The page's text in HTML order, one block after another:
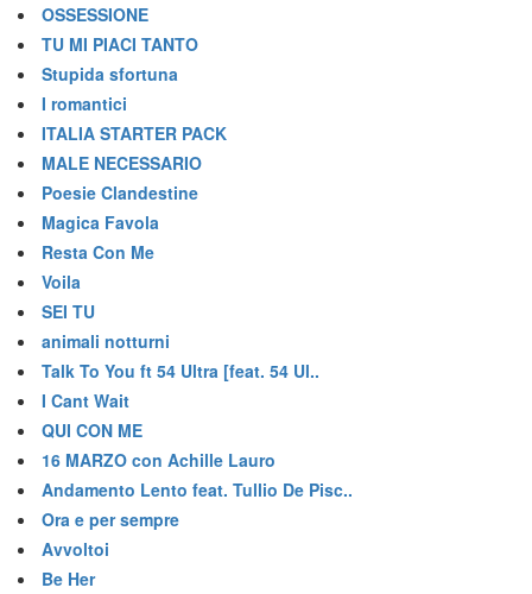
OSSESSIONE
TU MI PIACI TANTO
Stupida sfortuna
I romantici
ITALIA STARTER PACK
MALE NECESSARIO
Poesie Clandestine
Magica Favola
Resta Con Me
Voila
SEI TU
animali notturni
Talk To You ft 54 Ultra [feat. 54 Ul..
I Cant Wait
QUI CON ME
16 MARZO con Achille Lauro
Andamento Lento feat. Tullio De Pisc..
Ora e per sempre
Avvoltoi
Be Her